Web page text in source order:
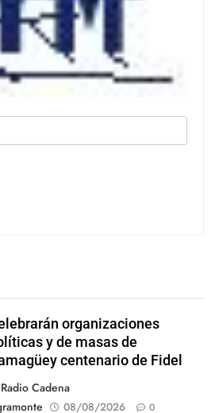
organizaciones
y de masas de
centenario de Fidel
Radio Cadena
08/08/2026 0